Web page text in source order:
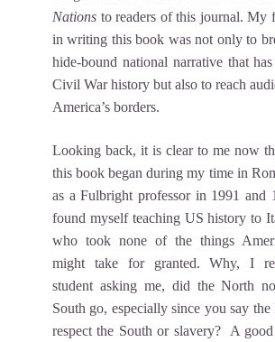
Nations to readers of this journal. My
in writing this book was not only to
hide-bound national narrative that
Civil War history but also to reach
America’s borders.
Looking back, it is clear to me now
this book began during my time in
as a Fulbright professor in 1991 and
found myself teaching US history to
who took none of the things
might take for granted. Why, I
student asking me, did the North
South go, especially since you say
respect the South or slavery? A